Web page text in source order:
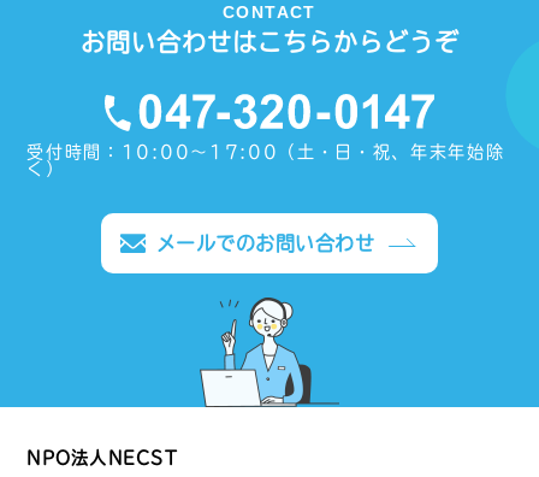
CONTACT
お問い合わせはこちらからどうぞ
受付時間：10:00〜17:00（土・日・祝、年末年始除
く）
メールでのお問い合わせ
NPO法人NECST